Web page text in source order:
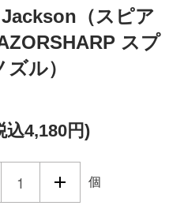
（スピア
スプ
ル）
込4,180円)
個